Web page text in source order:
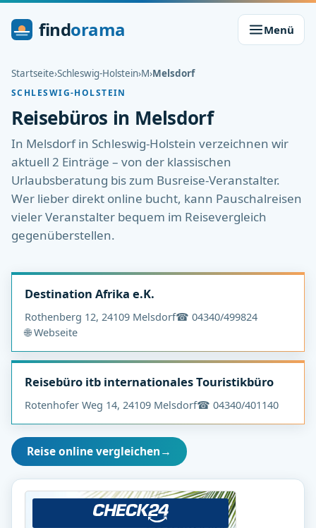
findorama Menü
Startseite›Schleswig-Holstein›M›Melsdorf
SCHLESWIG-HOLSTEIN
Reisebüros in Melsdorf
In Melsdorf in Schleswig-Holstein verzeichnen wir
aktuell 2 Einträge – von der klassischen
Urlaubsberatung bis zum Busreise-Veranstalter.
Wer lieber direkt online bucht, kann Pauschalreisen
vieler Veranstalter bequem im Reisevergleich
gegenüberstellen.
Destination Afrika e.K.
Rothenberg 12, 24109 Melsdorf☎ 04340/499824
🌐 Webseite
Reisebüro itb internationales Touristikbüro
Rotenhofer Weg 14, 24109 Melsdorf☎ 04340/401140
Reise online vergleichen→